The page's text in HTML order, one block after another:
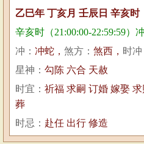
乙巳年 丁亥月 壬辰日 辛亥时
辛亥时（21:00:00-22:59:59）
冲： 冲蛇， 煞方： 煞西， 时冲
星神： 勾陈 六合 天赦
时宜： 祈福 求嗣 订婚 嫁娶
葬
时忌： 赴任 出行 修造